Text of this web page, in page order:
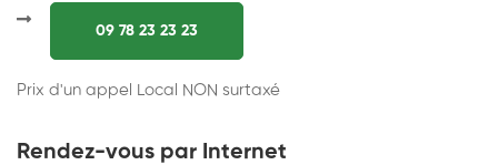
09 78 23 23 23
Prix d'un appel Local NON surtaxé
Rendez-vous par Internet